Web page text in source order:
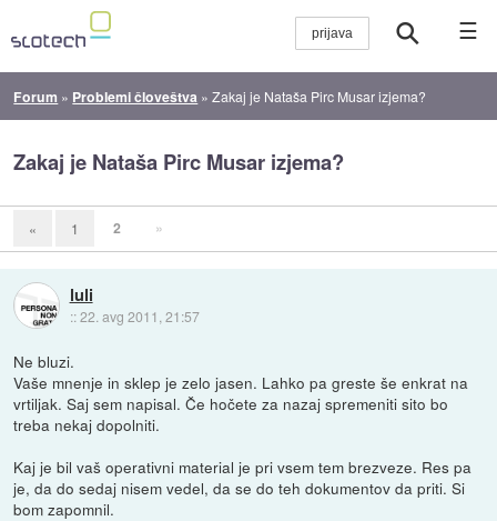
☰
Forum » Problemi človeštva »Zakaj je Nataša Pirc Musar izjema?
Zakaj je Nataša Pirc Musar izjema?
« 1 2 »
luli
::22. avg 2011, 21:57
Ne bluzi.
Vaše mnenje in sklep je zelo jasen. Lahko pa greste še enkrat na
vrtiljak. Saj sem napisal. Če hočete za nazaj spremeniti sito bo
treba nekaj dopolniti.
Kaj je bil vaš operativni material je pri vsem tem brezveze. Res pa
je, da do sedaj nisem vedel, da se do teh dokumentov da priti. Si
bom zapomnil.